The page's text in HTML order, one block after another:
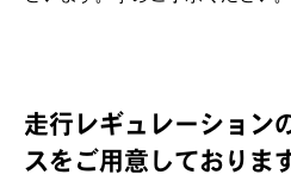
走行レギュレーション
スをご用意しておりま